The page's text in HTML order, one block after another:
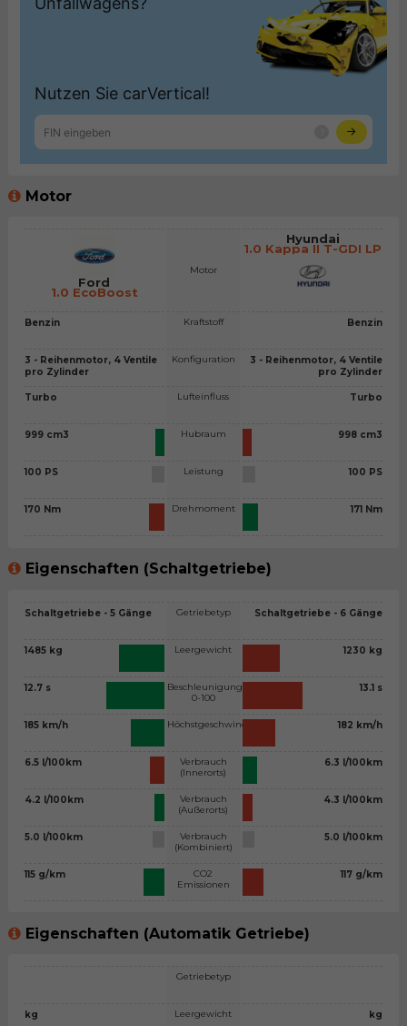
Motor
Ford
1.0 EcoBoost
Benzin
3 - Reihenmotor, 4 Ventile
pro Zylinder
Turbo
999 cm3
100 PS
170 Nm
Motor
Kraftstoff
Konfiguration
Lufteinfluss
Hubraum
Leistung
Drehmoment
Hyundai
1.0 Kappa II T-GDI LP
Benzin
3 - Reihenmotor, 4 Ventile
pro Zylinder
Turbo
998 cm3
100 PS
171 Nm
Eigenschaften (Schaltgetriebe)
Schaltgetriebe - 5 Gänge
1485 kg
12.7 s
185 km/h
6.5 l/100km
4.2 l/100km
5.0 l/100km
115 g/km
Getriebetyp
Leergewicht
Beschleunigung
0-100
Höchstgeschwindigkeit
Verbrauch
(Innerorts)
Verbrauch
(Außerorts)
Verbrauch
(Kombiniert)
CO2
Emissionen
Schaltgetriebe - 6 Gänge
1230 kg
13.1 s
182 km/h
6.3 l/100km
4.3 l/100km
5.0 l/100km
117 g/km
Eigenschaften (Automatik Getriebe)
kg
Getriebetyp
Leergewicht kg